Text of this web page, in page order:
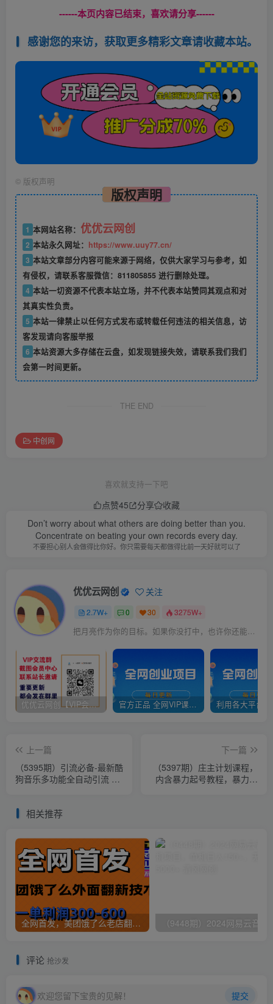
------本页内容已结束，喜欢请分享------
感谢您的来访，获取更多精彩文章请收藏本站。
© 版权声明
版权声明
1 本网站名称： 优优云网创
2 本站永久网址： https://www.uuy77.cn/
3 本站文章部分内容可能来源于网络，仅供大家学习与参考，如
有侵权，请联系客服微信：811805855 进行删除处理。
4 本站一切资源不代表本站立场，并不代表本站赞同其观点和对
其真实性负责。
5 本站一律禁止以任何方式发布或转载任何违法的相关信息，访
客发现请向客服举报
6 本站资源大多存储在云盘，如发现链接失效，请联系我们我们
会第一时间更新。
THE END
中创网
喜欢就支持一下吧
点赞45 分享
收藏
Don’t worry about what others are doing better than you.
Concentrate on beating your own records every day.
不要担心别人会做得比你好。你只需要每天都做得比前一天好就可以了
优优云网创 关注
2.7W+ 0 30 3275W+
把月亮作为你的目标。如果你没打中，也许你还能打中星星
优优云网创【VIP会员专属交流群】 官方正品 全网VIP课程 无损下载~
上一篇
（5395期）引流必备-最新酷
狗音乐多功能全自动引流 解
下一篇
（5397期）庄主计划课程，
内含暴力起号教程，暴力引
相关推荐
全网首发，美团饿了么老店翻新最新技术，一单利润300-600
评论 抢沙发
欢迎您留下宝贵的见解！ 提交